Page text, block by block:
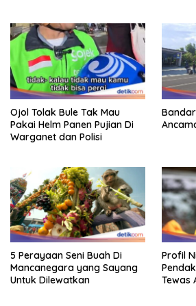
Ojol Tolak Bule Tak Mau
Pakai Helm Panen Pujian Di
Warganet dan Polisi
5 Perayaan Seni Buah Di
Mancanegara yang Sayang
Untuk Dilewatkan
Profil
Tewas